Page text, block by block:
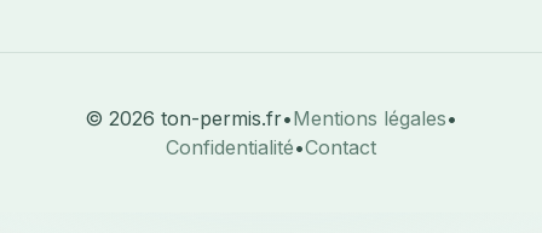
© 2026 ton-permis.fr•Mentions légales•
Confidentialité•Contact